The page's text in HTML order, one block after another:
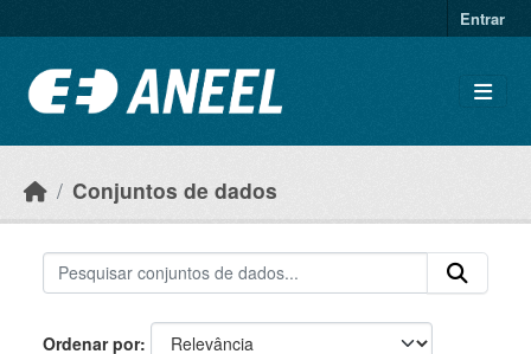
Entrar
Conjuntos de dados
Ordenar por